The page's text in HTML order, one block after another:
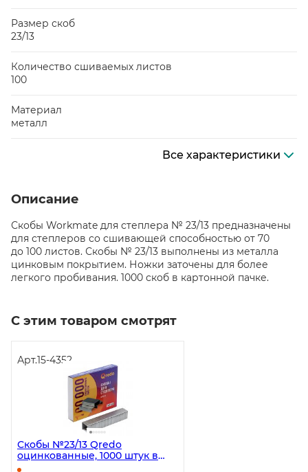
Размер скоб
23/13
Количество сшиваемых листов
100
Материал
металл
Все характеристики
Описание
Скобы Workmate для степлера № 23/13 предназначены
для степлеров со сшивающей способностью от 70
до 100 листов. Скобы № 23/13 выполнены из металла
цинковым покрытием. Ножки заточены для более
легкого пробивания. 1000 скоб в картонной пачке.
С этим товаром смотрят
Арт.15-4352
Скобы №23/13 Qredo
оцинкованные, 1000 штук в
упаковке